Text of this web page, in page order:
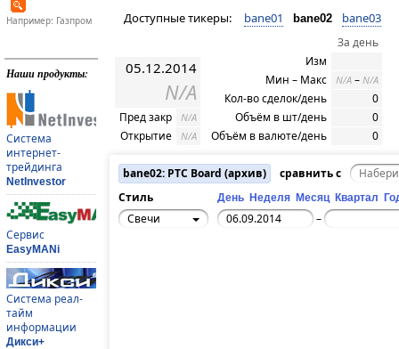
Например: Газпром
Наши продукты:
Система
интернет-
трейдинга
NetInvestor
Сервис
EasyMANi
Система реал-
тайм
информации
Дикси+
Доступные тикеры:
bane01 bane02 bane03
05.12.2014
N/A
Пред закр N/A
Открытие N/A
За день
Изм
Мин – Макс
N/A – N/A
Кол-во сделок/день
0
Объём в шт/день
0
Объём в валюте/день
0
bane02: РТС Board (архив)
сравнить с
Стиль
День Неделя Месяц Квартал
Свечи –